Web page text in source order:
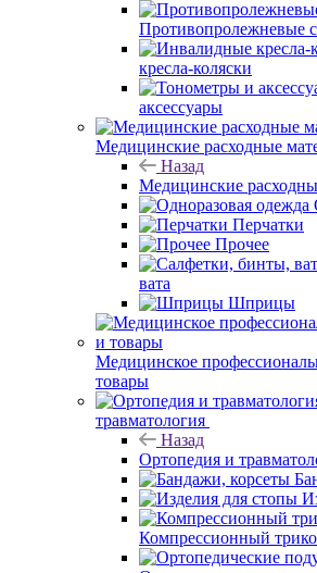
Противопролежневые
кресла-коляски
аксессуары
Медицинские расходные
Назад
Медицинские
Перчатки
Прочее
вата
Шприцы
Медицинское
товары
травматология
Назад
Ортопедия и
Компрессионный